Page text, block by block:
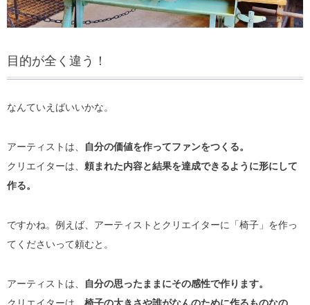
目的が全く違う！
なんていえばいいかな。
アーティストは、
自分の価値を作ってファンをつくる。
クリエイターは、 頼まれた内容と結果を達成できるように形にして
作る。
ですかね。例えば、アーティストとクリエイターに「椅子」を作っ
てくださいって頼むと。
アーティストは、
自分の思ったままにその感性で作ります。